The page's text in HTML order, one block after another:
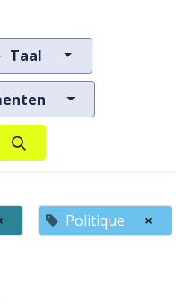
Taal
Politique ×